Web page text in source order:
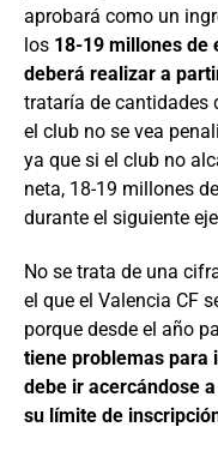
aprobará como un
los 18-19 millones de
deberá realizar a
trataría de cantidades
el club no se vea
ya que si el club no
neta, 18-19 millones
durante el siguiente
No se trata de una
el que el Valencia CF
porque desde el año
tiene problemas para
debe ir acercándose
su límite de